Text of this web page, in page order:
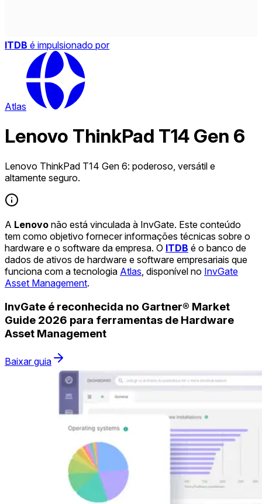
ITDB é impulsionado por
Atlas
Lenovo ThinkPad T14 Gen 6
Lenovo ThinkPad T14 Gen 6: poderoso, versátil e
altamente seguro.
A Lenovo não está vinculada à InvGate. Este conteúdo
tem como objetivo fornecer informações técnicas sobre o
hardware e o software da empresa. O ITDB é o banco de
dados de ativos de hardware e software empresariais que
funciona com a tecnologia Atlas , disponível no InvGate
Asset Management.
InvGate é reconhecida no Gartner® Market
Guide 2026 para ferramentas de Hardware
Asset Management
Baixar guia